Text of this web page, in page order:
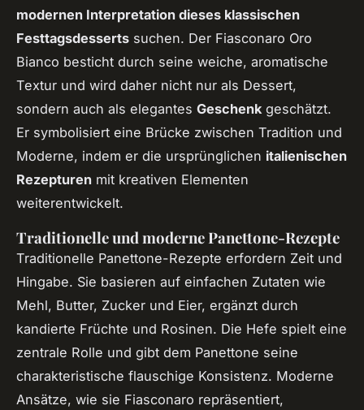
modernen Interpretation dieses klassischen
Festtagsdesserts suchen. Der Fiasconaro Oro
Bianco besticht durch seine weiche, aromatische
Textur und wird daher nicht nur als Dessert,
sondern auch als elegantes Geschenk geschätzt.
Er symbolisiert eine Brücke zwischen Tradition und
Moderne, indem er die ursprünglichen italienischen
Rezepturen mit kreativen Elementen
weiterentwickelt.
Traditionelle und moderne Panettone-Rezepte
Traditionelle Panettone-Rezepte erfordern Zeit und
Hingabe. Sie basieren auf einfachen Zutaten wie
Mehl, Butter, Zucker und Eier, ergänzt durch
kandierte Früchte und Rosinen. Die Hefe spielt eine
zentrale Rolle und gibt dem Panettone seine
charakteristische flauschige Konsistenz. Moderne
Ansätze, wie sie Fiasconaro repräsentiert,